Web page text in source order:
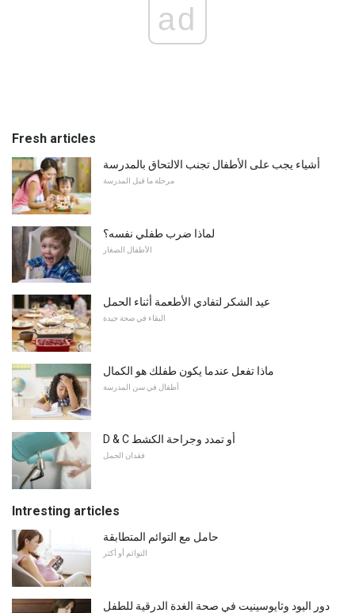
ad
Fresh articles
أشياء يجب على الأطفال تجنب الالتحاق بالمدرسة
مرحلة ما قبل المدرسة
لماذا ضرب طفلي نفسه؟
الأطفال الصغار
عيد الشكر لتفادي الأطعمة أثناء الحمل
البقاء في صحة جيدة
ماذا تفعل عندما يكون طفلك هو الكمال
أطفال في سن المدرسة
D & C أو تمدد وجراحة الكشط
فقدان الحمل
Intresting articles
حامل مع التوائم المتطابقة
التوائم أو أكثر
دور اليود وثايوسينيت في صحة الغدة الدرقية للطفل